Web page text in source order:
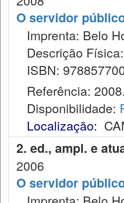
O servidor
Imprenta: Belo
Descrição
ISBN:
Referência: 2008.
Disponibilidade:
Localização:
2. ed., ampl. e
2006
O servidor